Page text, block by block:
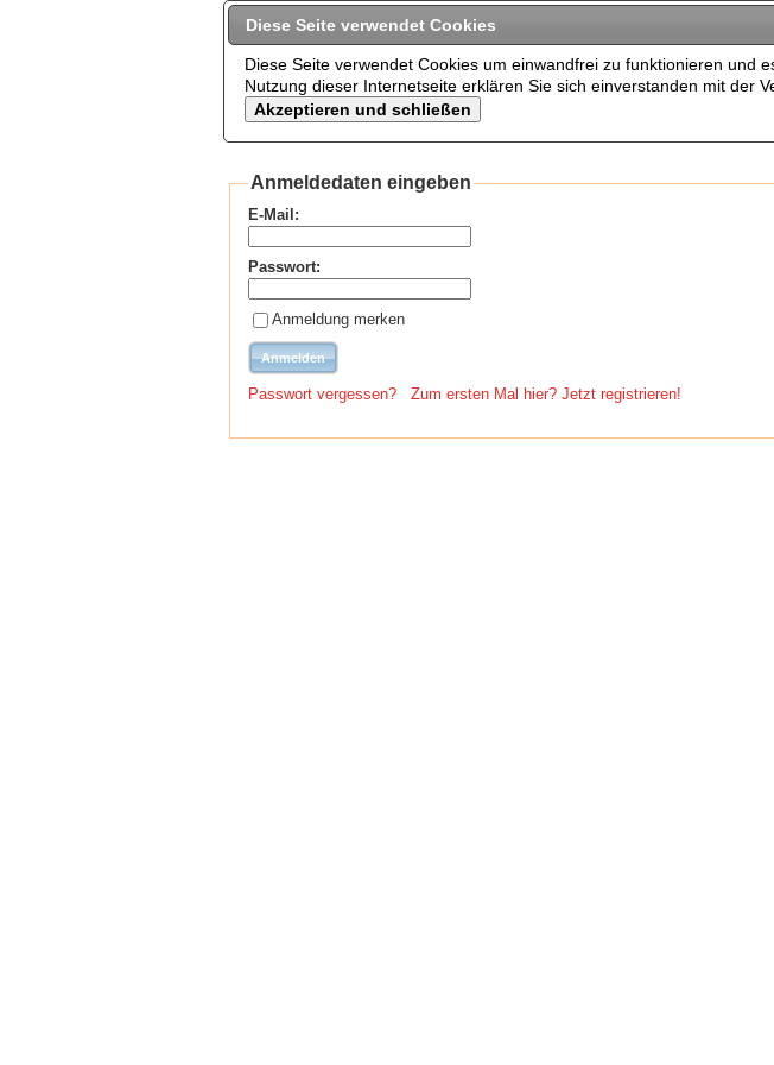
Anmeldedaten eingeben
E-Mail:
Passwort:
Anmeldung merken
Passwort vergessen? Zum ersten Mal hier? Jetzt registrieren!
Diese Seite verwendet Cookies
Diese Seite verwendet Cookies um einwandfrei zu funktionieren und
Nutzung dieser Internetseite erklären Sie sich einverstanden mit der